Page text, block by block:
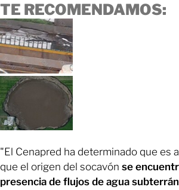
TE RECOMENDAMOS:
"El Cenapred ha determinado que es
que el origen del socavón se
presencia de flujos de agua